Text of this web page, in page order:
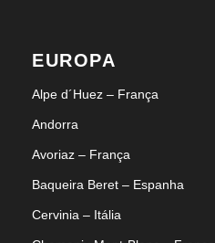
EUROPA
Alpe d´Huez – França
Andorra
Avoriaz – França
Baqueira Beret – Espanha
Cervinia – Itália